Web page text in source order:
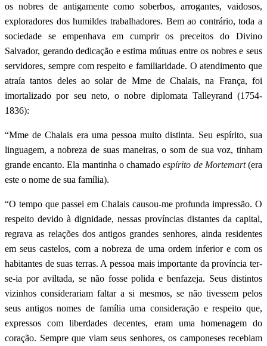
os nobres de antigamente como soberbos, arrogantes, vaidosos,
explo­radores dos humildes trabalhadores. Bem ao contrário, toda a
sociedade se empenhava em cumprir os preceitos do Divino
Salvador, gerando dedicação e estima mútuas entre os nobres e seus
servidores, sempre com respeito e familiaridade. O atendimento que
atraía tantos deles ao solar de Mme de Chalais, na França, foi
imortalizado por seu neto, o nobre diplomata Talleyrand (1754-
1836):
“Mme de Chalais era uma pessoa muito distinta. Seu espírito, sua
linguagem, a nobreza de suas maneiras, o som de sua voz, tinham
grande encanto. Ela mantinha o chamadoespírito de Mortemart(era
este o nome de sua família).
“O tempo que passei em Chalais causou-me profunda impressão. O
respeito devido à dignidade, nessas provín­cias distantes da capital,
regrava as relações dos antigos grandes senhores, ainda residentes
em seus castelos, com a nobreza de uma ordem inferior e com os
habitantes de suas terras. A pessoa mais importante da província ter-
se-ia por aviltada, se não fosse polida e benfazeja. Seus distintos
vizinhos considerariam faltar a si mesmos, se não tivessem pelos
seus antigos nomes de família uma consideração e respeito que,
expressos com liberdades decentes, eram uma homenagem do
coração. Sempre que viam seus senhores, os camponeses recebiam